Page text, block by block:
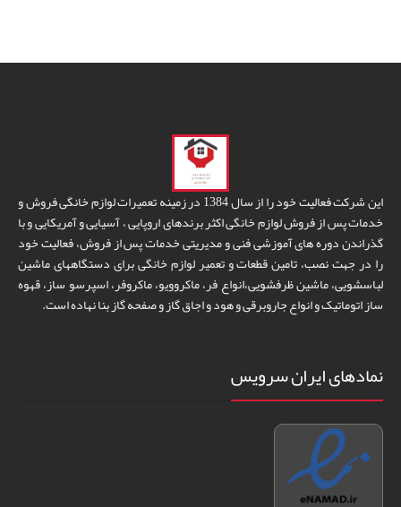
این شرکت فعالیت خود را از سال 1384 در زمینه تعمیرات لوازم خانگی فروش و
خدمات پس از فروش لوازم خانگی اکثر برندهای اروپایی ، آسیایی و آمریکایی و با
گذراندن دوره های آموزشی فنی و مدیریتی خدمات پس از فروش، فعالیت خود
را در جهت نصب، تامین قطعات و تعمیر لوازم خانگی برای دستگاههای ماشین
لباسشویی، ماشین ظرفشویی،انواع فر، ماکروویو، ماکروفر، اسپرسو ساز، قهوه
ساز اتوماتیک و انواع جاروبرقی و هود و اجاق گاز و صفحه گاز بنا نهاده است.
نمادهای ایران سرویس